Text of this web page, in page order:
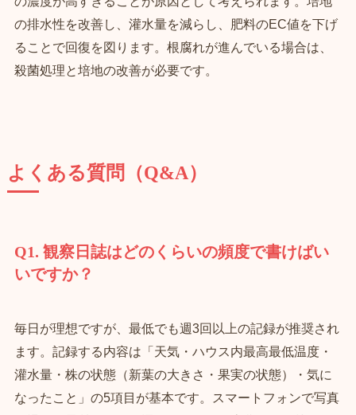
の排水性を改善し、灌水量を減らし、肥料のEC値を下げ
ることで回復を図ります。根腐れが進んでいる場合は、
殺菌処理と培地の改善が必要です。
よくある質問（Q&A）
Q1. 観察日誌はどのくらいの頻度で書けばい
いですか？
毎日が理想ですが、最低でも週3回以上の記録が推奨され
ます。記録する内容は「天気・ハウス内最高最低温度・
灌水量・株の状態（新葉の大きさ・果実の状態）・気に
なったこと」の5項目が基本です。スマートフォンで写真